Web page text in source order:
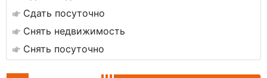
Сдать посуточно
Снять недвижимость
Снять посуточно